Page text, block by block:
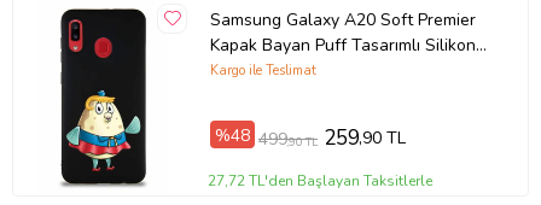
Samsung Galaxy A20 Soft Premier
Kapak Bayan Puff Tasarımlı Silikon
Kılıf - Siyah (Şeffaf)
Kargo ile Teslimat
%48 499,90 TL 259,90 TL
27,72 TL'den Başlayan Taksitlerle